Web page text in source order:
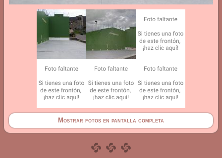
Mostrar fotos en pantalla completa